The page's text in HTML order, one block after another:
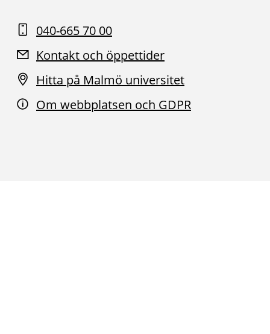
040-665 70 00
Kontakt och öppettider
Hitta på Malmö universitet
Om webbplatsen och GDPR